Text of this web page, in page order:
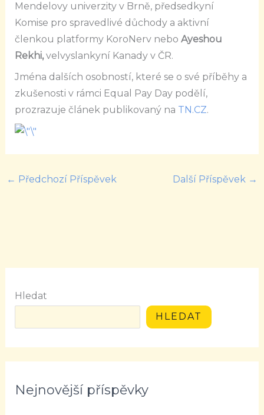
Mendelovy univerzity v Brně, předsedkyní
Komise pro spravedlivé důchody a aktivní
členkou platformy KoroNerv nebo Ayeshou
Rekhi,velvyslankyní Kanady v ČR.
Jména dalších osobností, které se o své příběhy a
zkušenosti v rámci Equal Pay Day podělí,
prozrazuje článek publikovaný na TN.CZ.
← Předchozí Příspěvek Další Příspěvek →
Hledat
HLEDAT
Nejnovější příspěvky